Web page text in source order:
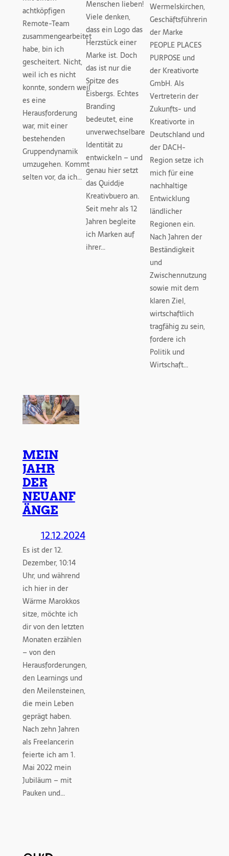
achtköpfigen
Remote-Team
zusammengearbeitet
habe, bin ich
gescheitert. Nicht,
weil ich es nicht
konnte, sondern weil
es eine
Herausforderung
war, mit einer
bestehenden
Gruppendynamik
umzugehen. Kommt
selten vor, da ich…
Menschen lieben!
Viele denken,
dass ein Logo das
Herzstück einer
Marke ist. Doch
das ist nur die
Spitze des
Eisbergs. Echtes
Branding
bedeutet, eine
unverwechselbare
Identität zu
entwickeln – und
genau hier setzt
das Quiddje
Kreativbuero an.
Seit mehr als 12
Jahren begleite
ich Marken auf
ihrer…
Wermelskirchen,
Geschäftsführerin
der Marke
PEOPLE PLACES
PURPOSE und
der Kreativorte
GmbH. Als
Vertreterin der
Zukunfts- und
Kreativorte in
Deutschland und
der DACH-
Region setze ich
mich für eine
nachhaltige
Entwicklung
ländlicher
Regionen ein.
Nach Jahren der
Beständigkeit
und
Zwischennutzung
sowie mit dem
klaren Ziel,
wirtschaftlich
tragfähig zu sein,
fordere ich
Politik und
Wirtschaft…
MEIN
JAHR
DER
NEUANF
ÄNGE
12.12.2024
Es ist der 12.
Dezember, 10:14
Uhr, und während
ich hier in der
Wärme Marokkos
sitze, möchte ich
dir von den letzten
Monaten erzählen
– von den
Herausforderungen,
den Learnings und
den Meilensteinen,
die mein Leben
geprägt haben.
Nach zehn Jahren
als Freelancerin
feierte ich am 1.
Mai 2022 mein
Jubiläum – mit
Pauken und…